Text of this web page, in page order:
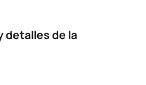
detalles de la